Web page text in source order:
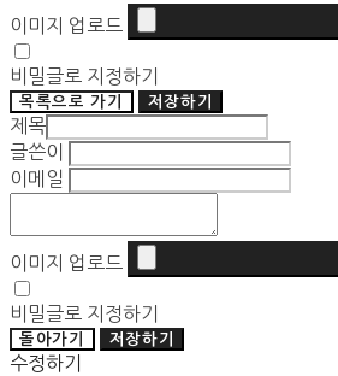
이미지 업로드
비밀글로 지정하기
목록으로 가기 저장하기
제목
글쓴이
이메일
이미지 업로드
비밀글로 지정하기
돌아가기 저장하기
수정하기